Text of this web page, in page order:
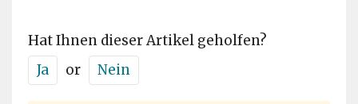
Hat Ihnen dieser Artikel geholfen?
Ja
or Nein